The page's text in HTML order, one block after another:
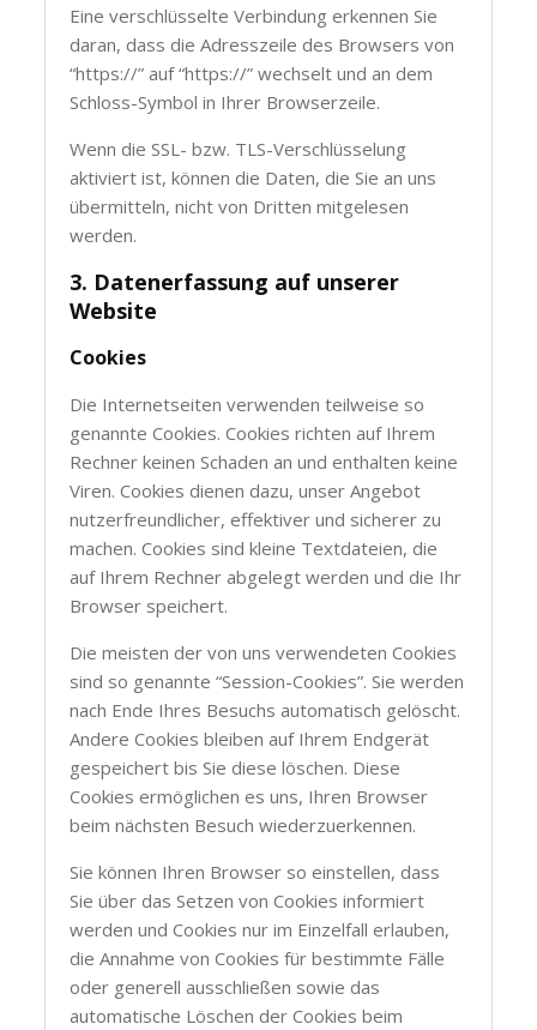
Eine verschlüsselte Verbindung erkennen Sie
daran, dass die Adresszeile des Browsers von
“https://” auf “https://” wechselt und an dem
Schloss-Symbol in Ihrer Browserzeile.
Wenn die SSL- bzw. TLS-Verschlüsselung
aktiviert ist, können die Daten, die Sie an uns
übermitteln, nicht von Dritten mitgelesen
werden.
3. Datenerfassung auf unserer
Website
Cookies
Die Internetseiten verwenden teilweise so
genannte Cookies. Cookies richten auf Ihrem
Rechner keinen Schaden an und enthalten keine
Viren. Cookies dienen dazu, unser Angebot
nutzerfreundlicher, effektiver und sicherer zu
machen. Cookies sind kleine Textdateien, die
auf Ihrem Rechner abgelegt werden und die Ihr
Browser speichert.
Die meisten der von uns verwendeten Cookies
sind so genannte “Session-Cookies”. Sie werden
nach Ende Ihres Besuchs automatisch gelöscht.
Andere Cookies bleiben auf Ihrem Endgerät
gespeichert bis Sie diese löschen. Diese
Cookies ermöglichen es uns, Ihren Browser
beim nächsten Besuch wiederzuerkennen.
Sie können Ihren Browser so einstellen, dass
Sie über das Setzen von Cookies informiert
werden und Cookies nur im Einzelfall erlauben,
die Annahme von Cookies für bestimmte Fälle
oder generell ausschließen sowie das
automatische Löschen der Cookies beim